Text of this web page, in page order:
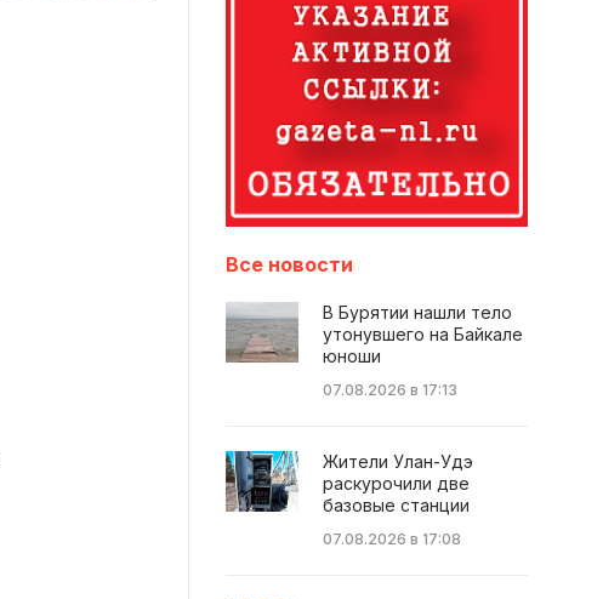
Все новости
В Бурятии нашли тело
утонувшего на Байкале
юноши
07.08.2026 в 17:13
Жители Улан-Удэ
раскурочили две
базовые станции
07.08.2026 в 17:08